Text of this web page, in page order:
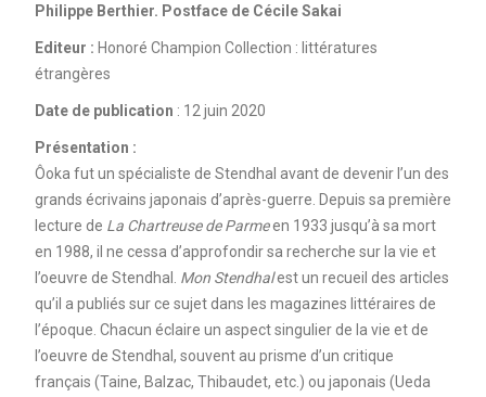
Philippe Berthier. Postface de Cécile Sakai
Editeur : Honoré Champion Collection : littératures
étrangères
Date de publication : 12 juin 2020
Présentation :
Ôoka fut un spécialiste de Stendhal avant de devenir l’un des
grands écrivains japonais d’après-guerre. Depuis sa première
lecture de La Chartreuse de Parmeen 1933 jusqu’à sa mort
en 1988, il ne cessa d’approfondir sa recherche sur la vie et
l’oeuvre de Stendhal. Mon Stendhalest un recueil des articles
qu’il a publiés sur ce sujet dans les magazines littéraires de
l’époque. Chacun éclaire un aspect singulier de la vie et de
l’oeuvre de Stendhal, souvent au prisme d’un critique
français (Taine, Balzac, Thibaudet, etc.) ou japonais (Ueda